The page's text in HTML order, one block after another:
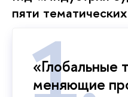
пяти
«Глобальные
меняющие